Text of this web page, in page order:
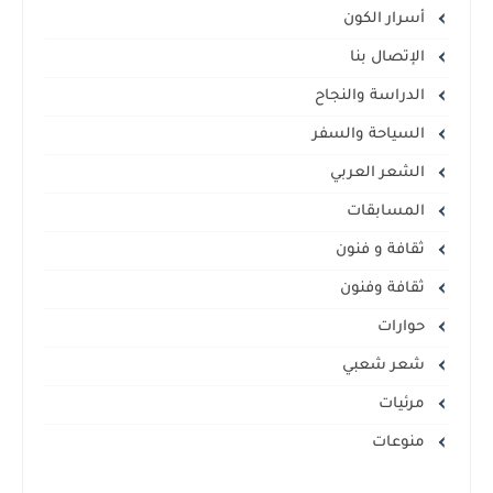
أسرار الكون
الإتصال بنا
الدراسة والنجاح
السياحة والسفر
الشعر العربي
المسابقات
ثقافة و فنون
ثقافة وفنون
حوارات
شعر شعبي
مرئيات
منوعات